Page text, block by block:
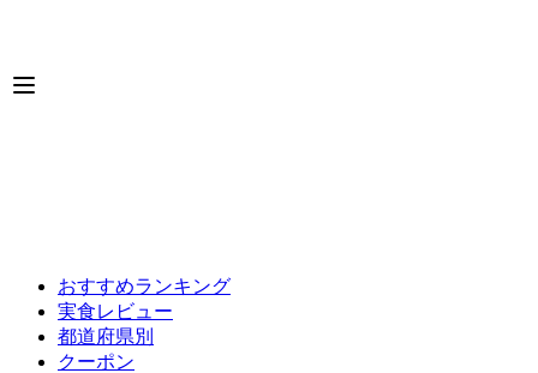
おすすめランキング
実食レビュー
都道府県別
クーポン